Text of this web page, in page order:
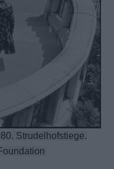
Strudelhofstiege.